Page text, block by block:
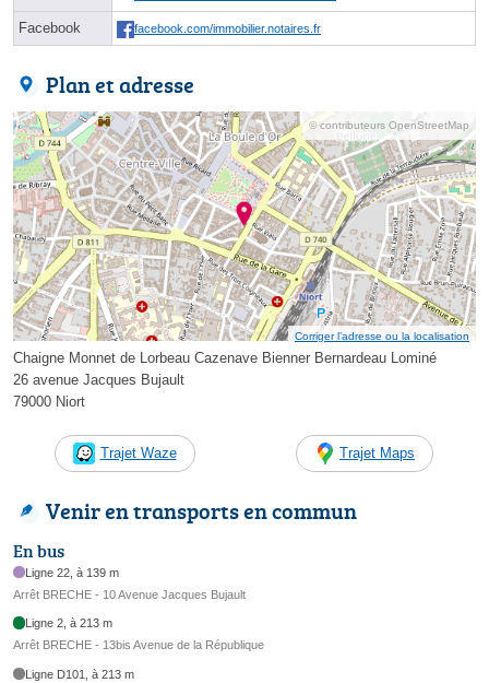
Facebook facebook.com/immobilier.notaires.fr
Plan et adresse
© contributeurs OpenStreetMap
Corriger l’adresse ou la localisation
Chaigne Monnet de Lorbeau Cazenave Bienner Bernardeau Lominé
26 avenue Jacques Bujault
79000 Niort
Trajet Waze Trajet Maps
Venir en transports en commun
En bus
Ligne 22, à 139 m
Arrêt BRECHE - 10 Avenue Jacques Bujault
Ligne 2, à 213 m
Arrêt BRECHE - 13bis Avenue de la République
Ligne D101, à 213 m